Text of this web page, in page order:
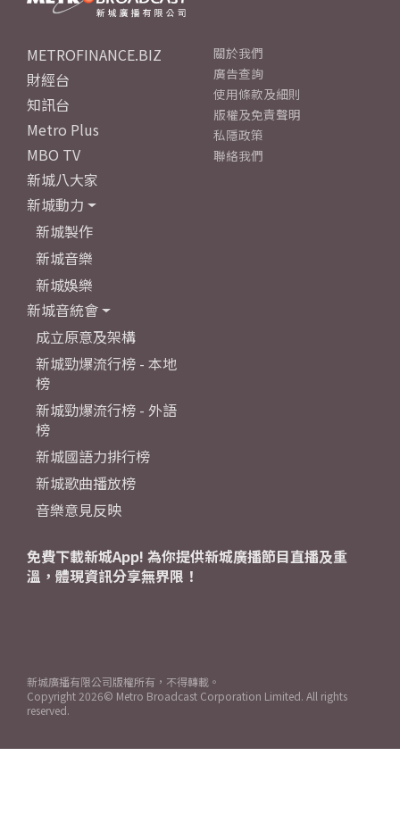
METROFINANCE.BIZ
財經台
知訊台
Metro Plus
MBO TV
新城八大家
新城動力
新城製作
新城音樂
新城娛樂
新城音統會
成立原意及架構
新城勁爆流行榜 - 本地
榜
新城勁爆流行榜 - 外語
榜
新城國語力排行榜
新城歌曲播放榜
音樂意見反映
關於我們
廣告查詢
使用條款及細則
版權及免責聲明
私隱政策
聯絡我們
免費下載新城App! 為你提供新城廣播節目直播及重
溫，體現資訊分享無界限！
新城廣播有限公司版權所有，不得轉載。
Copyright 2026© Metro Broadcast Corporation Limited. All rights
reserved.